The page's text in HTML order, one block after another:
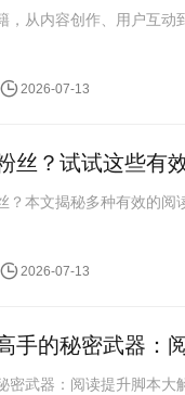
，从内容创作、用户互
2026-07-13
丝？试试这些有
？本文揭秘多种有效的阅
2026-07-13
手的秘密武器：
密武器：阅读提升脚本